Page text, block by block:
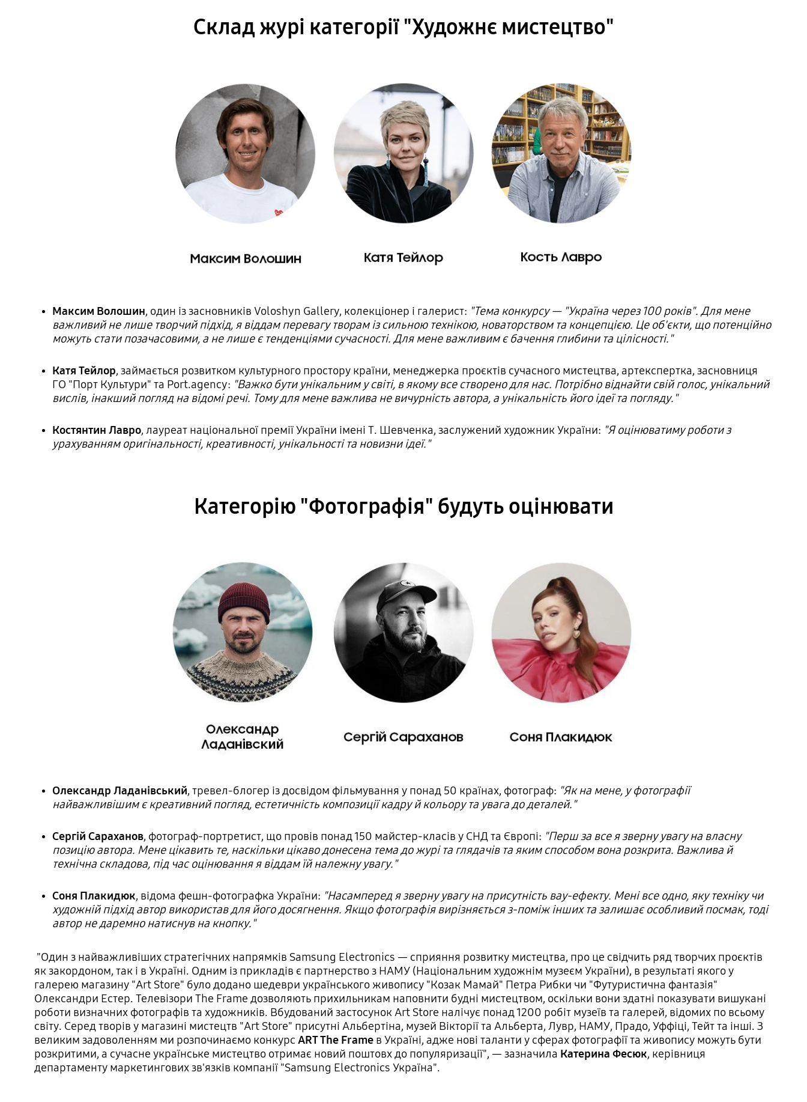
Склад журі категорії "Художнє мистецтво"
Максим Волошин, один із засновників Voloshyn Gallery, колекціонер і галерист: "Тема конкурсу — "Україна через 100 років". Для мене
важливий не лише творчий підхід, я віддам перевагу творам із сильною технікою, новаторством та концепцією. Це об'єкти, що потенційно
можуть стати позачасовими, а не лише є тенденціями сучасності. Для мене важливим є бачення глибини та цілісності."
Катя Тейлор, займається розвитком культурного простору країни, менеджерка проєктів сучасного мистецтва, артекспертка, засновниця
ГО "Порт Культури" та Port.agency: "Важко бути унікальним у світі, в якому все створено для нас. Потрібно віднайти свій голос, унікальний
вислів, інакший погляд на відомі речі. Тому для мене важлива не вичурність автора, а унікальність його ідеї та погляду."
Костянтин Лавро, лауреат національної премії України імені Т. Шевченка, заслужений художник України: "Я оцінюватиму роботи з
урахуванням оригінальності, креативності, унікальності та новизни ідеї."
Категорію "Фотографія" будуть оцінювати
Олександр Ладанівський, тревел-блогер із досвідом фільмування у понад 50 країнах, фотограф: "Як на мене, у фотографії
найважливішим є креативний погляд, естетичність композиції кадру й кольору та увага до деталей."
Сергій Сараханов, фотограф-портретист, що провів понад 150 майстер-класів у СНД та Європі: "Перш за все я зверну увагу на власну
позицію автора. Мене цікавить те, наскільки цікаво донесена тема до журі та глядачів та яким способом вона розкрита. Важлива й
технічна складова, під час оцінювання я віддам їй належну увагу."
Соня Плакидюк, відома фешн-фотографка України: "Насамперед я зверну увагу на присутність вау-ефекту. Мені все одно, яку техніку чи
художній підхід автор використав для його досягнення. Якщо фотографія вирізняється з-поміж інших та залишає особливий посмак, тоді
автор не даремно натиснув на кнопку."
"Один з найважливіших стратегічних напрямків Samsung Electronics — сприяння розвитку мистецтва, про це свідчить ряд творчих проєктів
як закордоном, так і в Україні. Одним із прикладів є партнерство з НАМУ (Національним художнім музеєм України), в результаті якого у
галерею магазину "Art Store" було додано шедеври українського живопису "Козак Мамай" Петра Рибки чи "Футуристична фантазія"
Олександри Естер. Телевізори The Frame дозволяють прихильникам наповнити будні мистецтвом, оскільки вони здатні показувати вишукані
роботи визначних фотографів та художників. Вбудований застосунок Art Store налічує понад 1200 робіт музеїв та галерей, відомих по всьому
світу. Серед творів у магазині мистецтв "Art Store" присутні Альбертіна, музей Вікторії та Альберта, Лувр, НАМУ, Прадо, Уффіці, Тейт та інші. З
великим задоволенням ми розпочинаємо конкурс ART The Frame в Україні, адже нові таланти у сферах фотографії та живопису можуть бути
розкритими, а сучасне українське мистецтво отримає новий поштовх до популяризації", — зазначила Катерина Фесюк, керівниця
департаменту маркетингових зв'язків компанії "Samsung Electronics Україна".